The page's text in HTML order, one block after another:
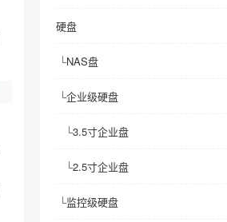
硬盘
└NAS盘
└企业级硬盘
└3.5寸企业盘
└2.5寸企业盘
└监控级硬盘